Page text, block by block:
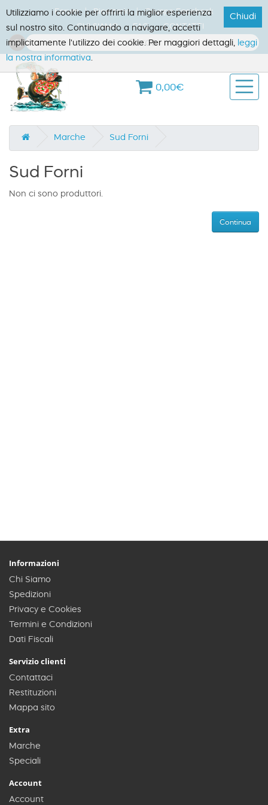
Forum Ricettario
Gruppo Facebook
CHI SIAMO
FAQ CONTATTI
0,00€
Marche Sud Forni
Sud Forni
Non ci sono produttori.
Continua
Informazioni
Chi Siamo
Spedizioni
Privacy e Cookies
Termini e Condizioni
Dati Fiscali
Servizio clienti
Contattaci
Restituzioni
Mappa sito
Extra
Marche
Speciali
Account
Account
Chiudi
Utilizziamo i cookie per offrirti la miglior esperienza
sul nostro sito. Continuando a navigare, accetti
implicitamente l'utilizzo dei cookie. Per maggiori dettagli, leggi
la nostra informativa.